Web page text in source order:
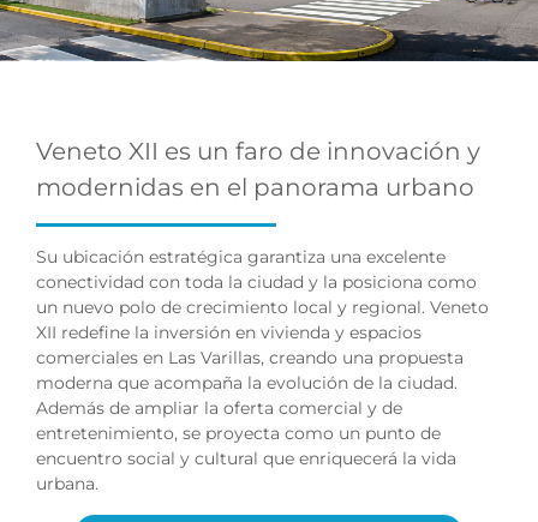
Veneto XII es un faro de innovación y
modernidas en el panorama urbano
Su ubicación estratégica garantiza una excelente
conectividad con toda la ciudad y la posiciona como
un nuevo polo de crecimiento local y regional. Veneto
XII redefine la inversión en vivienda y espacios
comerciales en Las Varillas, creando una propuesta
moderna que acompaña la evolución de la ciudad.
Además de ampliar la oferta comercial y de
entretenimiento, se proyecta como un punto de
encuentro social y cultural que enriquecerá la vida
urbana.